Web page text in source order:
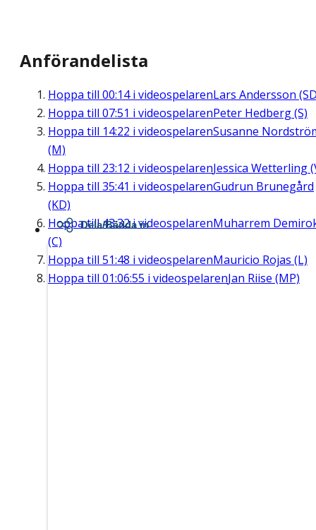
Anförandelista
Hoppa till 00:14i videospelarenLars Andersson
Hoppa till 07:51 i videospelarenPeter Hedberg (S)
Hoppa till 14:22 i videospelarenSusanne
(M)
Hoppa till 23:12 i videospelarenJessica Wetterling
Hoppa till 35:41 i videospelarenGudrun Brunegård
(KD)
Hoppa till43:32i videospelarenMuharrem
(C)
Hoppa till 51:48 i videospelarenMauricio Rojas (L)
Hoppa till 01:06:55 i videospelarenJan Riise (MP)
Dela/Bädda in